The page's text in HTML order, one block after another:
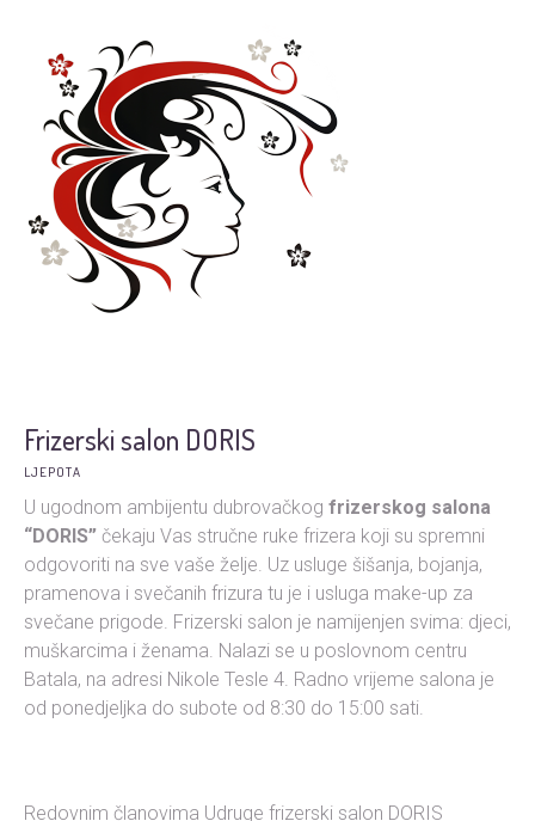
Frizerski salon DORIS
LJEPOTA
U ugodnom ambijentu dubrovačkog frizerskog salona
“DORIS”čekaju Vas stručne ruke frizera koji su spremni
odgovoriti na sve vaše želje. Uz usluge šišanja, bojanja,
pramenova i svečanih frizura tu je i usluga make-up za
svečane prigode. Frizerski salon je namijenjen svima: djeci,
muškarcima i ženama. Nalazi se u poslovnom centru
Batala, na adresi Nikole Tesle 4. Radno vrijeme salona je
od ponedjeljka do subote od 8:30 do 15:00 sati.
Redovnim članovima Udruge frizerski salon DORIS